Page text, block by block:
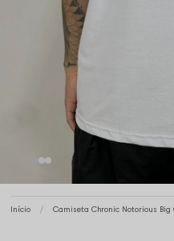
Início Camiseta Chronic Notorious